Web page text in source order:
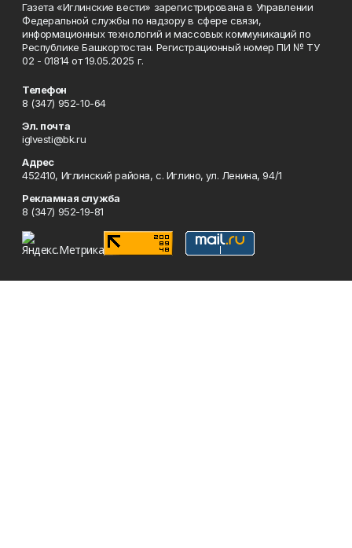
Газета «Иглинские вести» зарегистрирована в Управлении
Федеральной службы по надзору в сфере связи,
информационных технологий и массовых коммуникаций по
Республике Башкортостан. Регистрационный номер ПИ № ТУ
02 - 01814 от 19.05.2025 г.
Телефон
8 (347) 952-10-64
Эл. почта
iglvesti@bk.ru
Адрес
452410, Иглинский района, с. Иглино, ул. Ленина, 94/1
Рекламная служба
8 (347) 952-19-81